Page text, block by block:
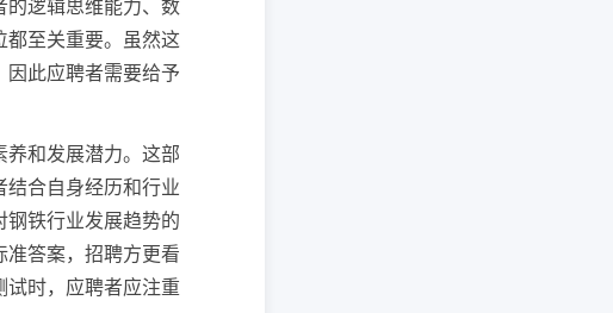
的逻辑思维能力、数
至关重要。虽然这
此应聘者需要给予
和发展潜力。这部
合自身经历和行业
铁行业发展趋势的
答案，招聘方更看
时，应聘者应注重